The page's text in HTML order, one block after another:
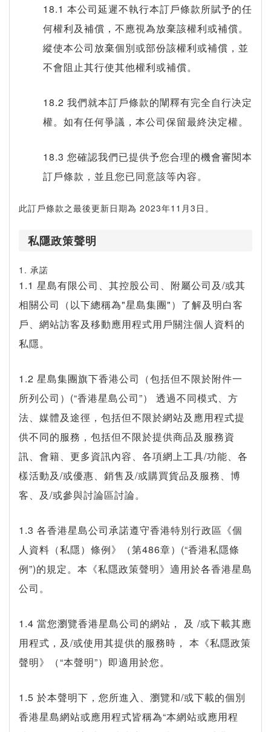
18.1 本公司延遲不執行本訂戶條款所賦予的任
何權利及補償，不應視為放棄該權利或補償。
縱使本公司放棄個別或部份該權利或補償，並
不會阻止其行使其他權利或補償。
18.2 我們就本訂戶條款的闡釋有完全自行决定
權。如有任何爭議，本公司保留最終決定權。
18.3 您確認我們已提供予您合理的機會審閱本
訂戶條款，並且您已同意該等內容。
此訂戶條款之最後更新日期為 2023年11月3日。
私隱政策聲明
1. 承諾
1.1 星島有限公司、其控股公司、附屬公司及/或其
相關公司（以下總稱為"星島集團"）了解及明白客
戶、網站訪客及移動應用程式用戶關注個人資料的
私隱。
1.2 星島集團旗下香港公司（包括但不限於附件一
所列公司）(“香港星島公司”） 透過不同模式、方
法、媒體及途徑，包括但不限於網站及應用程式提
供不同的服務，包括但不限於提供商品及服務資
訊、會籍、更多資訊內容、各項網上工具/功能、各
樣活動及/或優惠、銷售及/或購買貨品及服務、博
客、及/或參與討論區討論。
1.3 各香港星島公司承諾遵守香港特別行政區《個
人資料（私隱）條例》（第486章）(“香港私隱條
例”)的規定。本《私隱政策聲明》適用於各香港星島
公司。
1.4 當您瀏覽香港星島公司的網站， 及 /或下載其應
用程式，及/或使用其提供的服務時， 本《私隱政策
聲明》（“本聲明”）即適用於您。
1.5 於本聲明下，您所進入、瀏覽和/或下載的個別
香港星島網站或應用程式皆稱為“本網站或應用程